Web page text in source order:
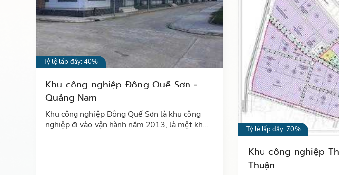
Tỷ lệ lấp đầy: 40%
Khu công nghiệp Đông Quế Sơn -
Quảng Nam
Khu công nghiệp Đông Quế Sơn là khu công
nghiệp đi vào vận hành năm 2013, là một khu
Tỷ lệ lấp đầy: 70%
Khu công nghiệp
Thuận